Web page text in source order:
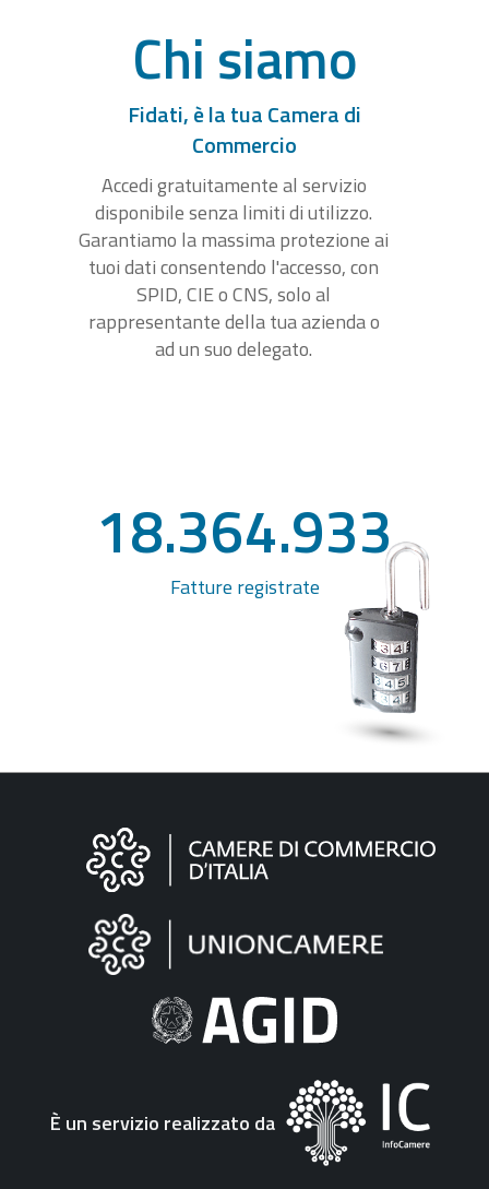
Chi siamo
Fidati, è la tua Camera di
Commercio
Accedi gratuitamente al servizio
disponibile senza limiti di utilizzo.
Garantiamo la massima protezione ai
tuoi dati consentendo l'accesso, con
SPID, CIE o CNS, solo al
rappresentante della tua azienda o
ad un suo delegato.
18.364.933
Fatture registrate
Informazioni
"Fattura
Elettronica"
È un servizio realizzato da